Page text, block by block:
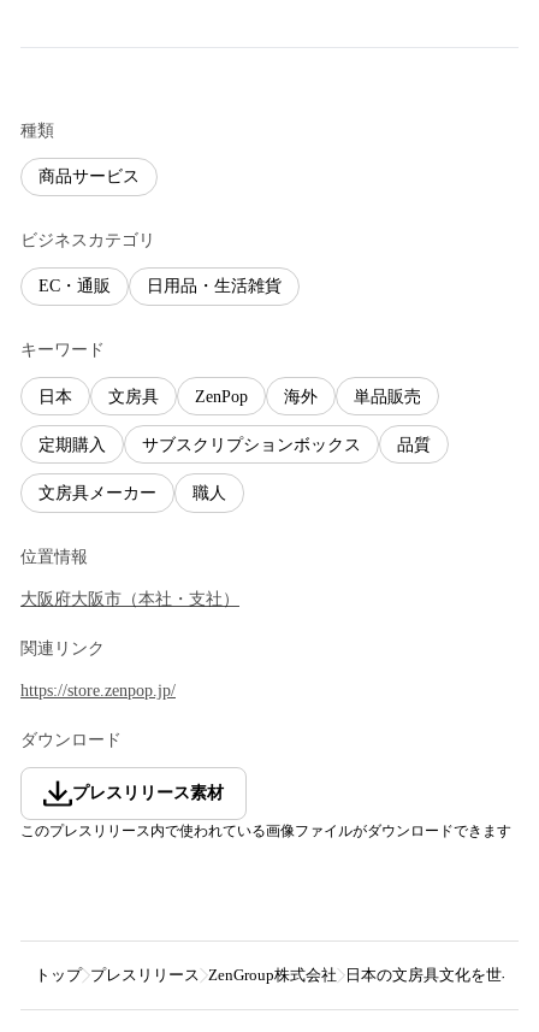
種類
商品サービス
ビジネスカテゴリ
EC・通販 日用品・生活雑貨
キーワード
日本 文房具 ZenPop 海外 単品販売
定期購入 サブスクリプションボックス 品質
文房具メーカー 職人
位置情報
大阪府大阪市 （本社・支社 ）
関連リンク
https://store.zenpop.jp/
ダウンロード
プレスリリース素材
このプレスリリース内で使われている画像ファイルがダウンロードできます
トップ プレスリリース ZenGroup株式会社 日本の文房具文化を世界